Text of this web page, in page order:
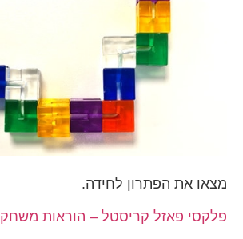
מצאו את הפתרון לחידה.
פלקסי פאזל קריסטל – הוראות משחק